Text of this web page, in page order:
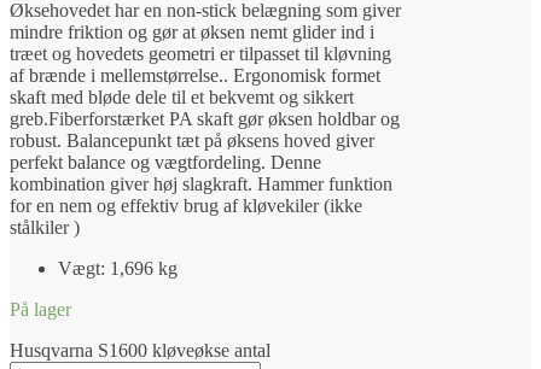
Øksehovedet har en non-stick belægning som giver
mindre friktion og gør at øksen nemt glider ind i
træet og hovedets geometri er tilpasset til kløvning
af brænde i mellemstørrelse.. Ergonomisk formet
skaft med bløde dele til et bekvemt og sikkert
greb.Fiberforstærket PA skaft gør øksen holdbar og
robust. Balancepunkt tæt på øksens hoved giver
perfekt balance og vægtfordeling. Denne
kombination giver høj slagkraft. Hammer funktion
for en nem og effektiv brug af kløvekiler (ikke
stålkiler )
Vægt: 1,696 kg
På lager
Husqvarna S1600 kløveøkse antal